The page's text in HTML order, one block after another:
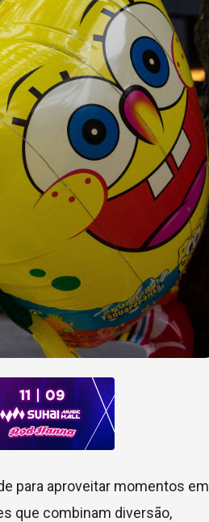
para aproveitar momentos em
que combinam diversão,